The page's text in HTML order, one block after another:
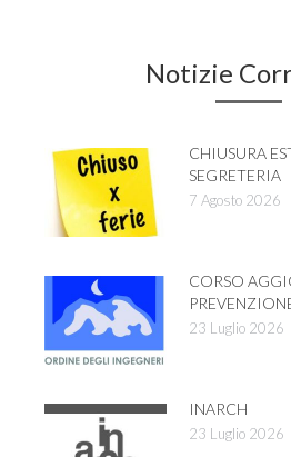
Notizie
CHIUSURA
SEGRETERIA
7 Agosto 2026
CORSO
23 Luglio 2026
INARCH
23 Luglio 2026